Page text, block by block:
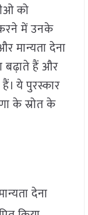
को
में उनके
मान्यता देना
बढ़ाते हैं और
ये पुरस्कार
के स्रोत के
देना